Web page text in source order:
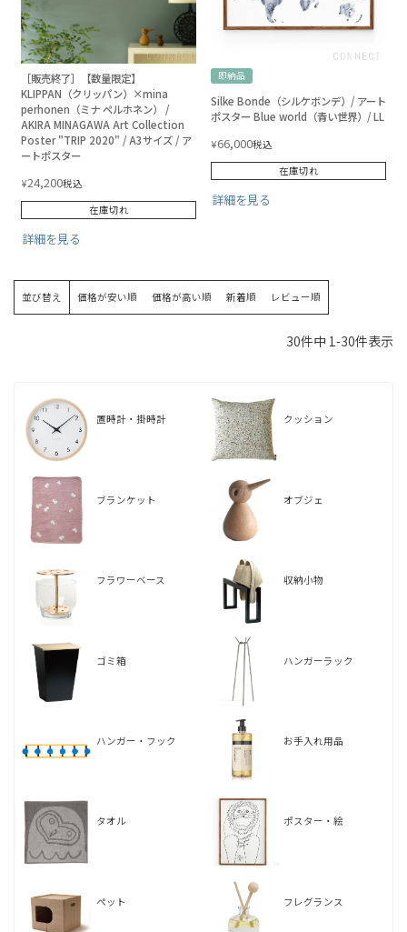
［販売終了］【数量限定】
KLIPPAN（クリッパン）×mina
perhonen（ミナ ペルホネン） /
AKIRA MINAGAWA Art Collection
Poster "TRIP 2020" / A3サイズ / ア
ートポスター
¥24,200税込
在庫切れ
詳細を見る
即納品
Silke Bonde（シルケボンデ）/ アート
ポスター Blue world（青い世界）/ LL
¥66,000税込
在庫切れ
詳細を見る
並び替え 価格が安い順 価格が高い順 新着順 レビュー順
30件中 1-30件表示
置時計・掛時計 クッション
ブランケット オブジェ
フラワーベース 収納小物
ゴミ箱 ハンガーラック
ハンガー・フック お手入れ用品
タオル ポスター・絵
ペット フレグランス